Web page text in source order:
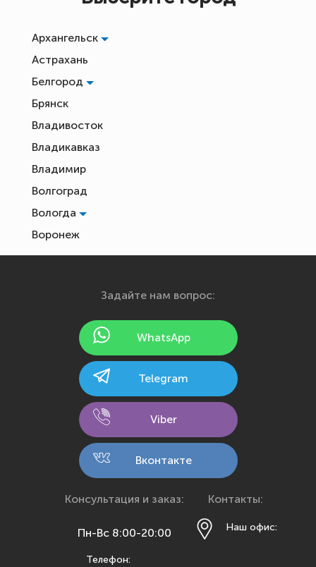
Архангельск
Астрахань
Белгород
Брянск
Владивосток
Владикавказ
Владимир
Волгоград
Вологда
Воронеж
Екатеринбург
Йошкар-Ола
Калининград
Кемерово
Кострома
Краснодар
Красноярск
Махачкала
Задайте нам вопрос:
WhatsApp
Telegram
Viber
Вконтакте
Консультация и заказ:
Пн-Вс 8:00-20:00
Телефон:
Контакты:
Наш офис: